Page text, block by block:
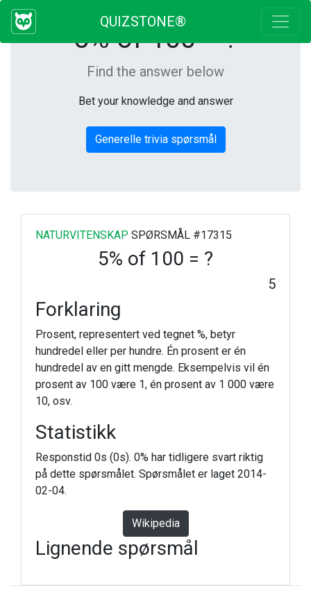
QUIZSTONE®
5% of 100 = ?
Find the answer below
Bet your knowledge and answer
Generelle trivia spørsmål
NATURVITENSKAP SPØRSMÅL #17315
5% of 100 = ?
5
Forklaring
Prosent, representert ved tegnet %, betyr
hundredel eller per hundre. Én prosent er én
hundredel av en gitt mengde. Eksempelvis vil én
prosent av 100 være 1, én prosent av 1 000 være
10, osv.
Statistikk
Responstid 0s (0s). 0% har tidligere svart riktig
på dette spørsmålet. Spørsmålet er laget 2014-
02-04.
Wikipedia
Lignende spørsmål